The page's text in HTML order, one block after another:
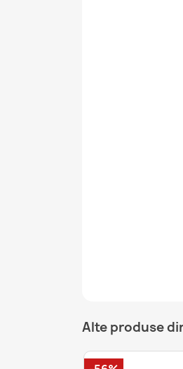
Alte produse